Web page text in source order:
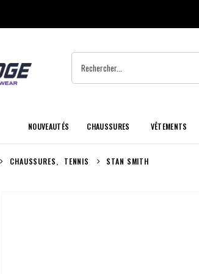
NOUVEAUTÉS CHAUSSURES VÊTEMENTS
CHAUSSURES, TENNIS STAN SMITH